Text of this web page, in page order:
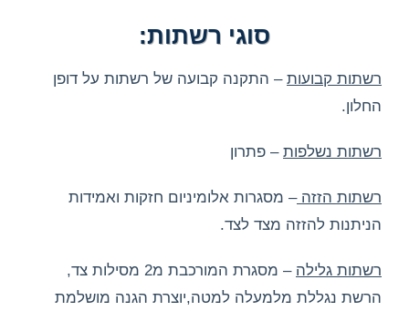
סוגי רשתות:
רשתות קבועות – התקנה קבועה של רשתות על דופן
החלון.
רשתות נשלפות – פתרון
רשתות הזזה– מסגרות אלומיניום חזקות ואמידות
הניתנות להזזה מצד לצד.
רשתות גלילה
– מסגרת המורכבת מ2 מסילות צד,
הרשת נגללת מלמעלה למטה,יוצרת הגנה מושלמת